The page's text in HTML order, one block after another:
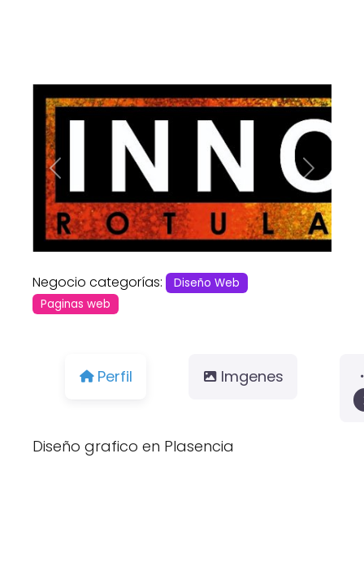
Anterior
Negocio categorías:
Diseño Web
Paginas web
Perfil Imgenes
Diseño grafico en Plasencia